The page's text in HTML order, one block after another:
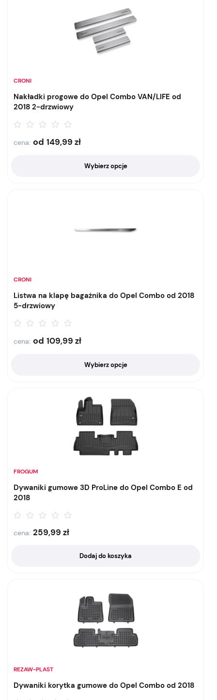
CRONI
Nakładki progowe do Opel Combo VAN/LIFE od
2018 2-drzwiowy
cena: od 149,99 zł
Wybierz opcje
CRONI
Listwa na klapę bagażnika do Opel Combo od 2018
5-drzwiowy
cena: od 109,99 zł
Wybierz opcje
FROGUM
Dywaniki gumowe 3D ProLine do Opel Combo E od
2018
cena: 259,99 zł
Dodaj do koszyka
REZAW-PLAST
Dywaniki korytka gumowe do Opel Combo od 2018